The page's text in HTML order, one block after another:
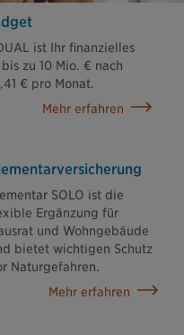
ist Ihr finanzielles
zu 10 Mio. € nach
€ pro Monat.
Mehr erfahren
SOLO ist die
Ergänzung für
und Wohngebäude
bietet wichtigen Schutz
Naturgefahren.
Mehr erfahren